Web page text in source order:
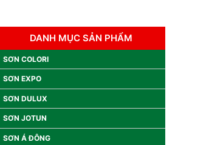
DANH MỤC SẢN PHẨM
SƠN COLORI
SƠN EXPO
SƠN DULUX
SƠN JOTUN
SƠN Á ĐÔNG